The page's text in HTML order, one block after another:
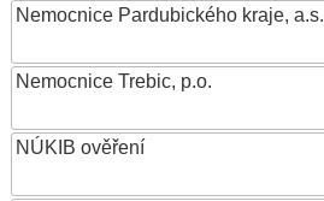
Nemocnice Pardubického kraje, a.s.
Nemocnice Trebic, p.o.
NÚKIB ověření